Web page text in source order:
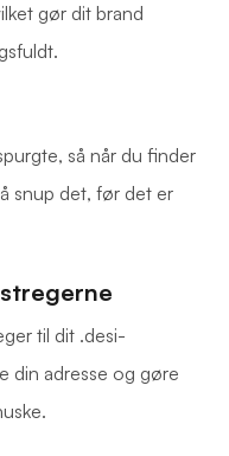
gør dit brand
så når du finder
snup det, før det er
til dit .desi-
din adresse og gøre